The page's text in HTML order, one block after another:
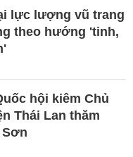
lực lượng vũ trang
theo hướng 'tinh,
hội kiêm Chủ
Thái Lan thăm